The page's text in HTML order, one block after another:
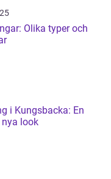
Olika typer och
i Kungsbacka: En
look